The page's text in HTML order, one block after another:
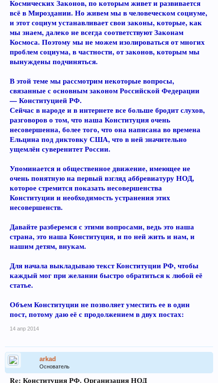
Космических Законов, по которым живет и развивается
всё в Мироздании. Но живем мы в человеческом социуме,
и этот социум устанавливает свои законы, которые, как
мы знаем, далеко не всегда соответствуют Законам
Космоса. Поэтому мы не можем изолироваться от многих
проблем социума, в частности, от законов, которым мы
вынуждены подчиняться.
В этой теме мы рассмотрим некоторые вопросы,
связанные с основным законом Российской Федерации
— Конституцией РФ.
Сейчас в народе и в интернете все больше бродит слухов,
разговоров о том, что наша Конституция очень
несовершенна, более того, что она написана во времена
Ельцина под диктовку США, что в ней значительно
ущемлён суверенитет России.
Упоминается и общественное движение, имеющее не
очень понятную на первый взгляд аббревиатуру НОД,
которое стремится показать несовершенства
Конституции и необходимость устранения этих
несовершенств.
Давайте разберемся с этими вопросами, ведь это наша
страна, это наша Конституция, и по ней жить и нам, и
нашим детям, внукам.
Для начала выкладываю текст Конституции РФ, чтобы
каждый мог при желании быстро обратиться к любой её
статье.
Объем Конституции не позволяет уместить ее в один
пост, потому даю её с продолжением в двух постах:
14 апр 2014
arkad
Основатель
Re: Конституция РФ. Организация НОД